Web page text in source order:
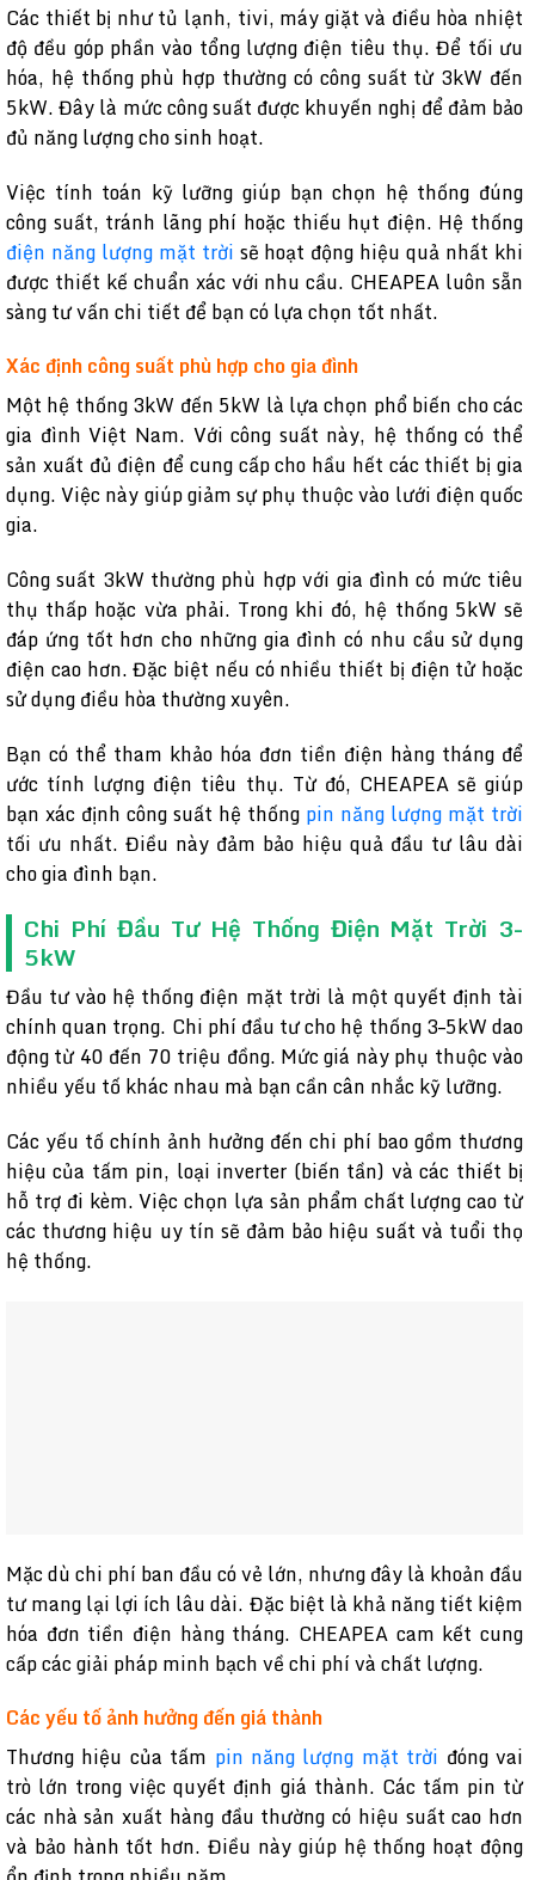
Các thiết bị như tủ lạnh, tivi, máy giặt và điều hòa nhiệt
độ đều góp phần vào tổng lượng điện tiêu thụ. Để tối ưu
hóa, hệ thống phù hợp thường có công suất từ 3kW đến
5kW. Đây là mức công suất được khuyến nghị để đảm bảo
đủ năng lượng cho sinh hoạt.
Việc tính toán kỹ lưỡng giúp bạn chọn hệ thống đúng
công suất, tránh lãng phí hoặc thiếu hụt điện. Hệ thống
điện năng lượng mặt trời sẽ hoạt động hiệu quả nhất khi
được thiết kế chuẩn xác với nhu cầu. CHEAPEA luôn sẵn
sàng tư vấn chi tiết để bạn có lựa chọn tốt nhất.
Xác định công suất phù hợp cho gia đình
Một hệ thống 3kW đến 5kW là lựa chọn phổ biến cho các
gia đình Việt Nam. Với công suất này, hệ thống có thể
sản xuất đủ điện để cung cấp cho hầu hết các thiết bị gia
dụng. Việc này giúp giảm sự phụ thuộc vào lưới điện quốc
gia.
Công suất 3kW thường phù hợp với gia đình có mức tiêu
thụ thấp hoặc vừa phải. Trong khi đó, hệ thống 5kW sẽ
đáp ứng tốt hơn cho những gia đình có nhu cầu sử dụng
điện cao hơn. Đặc biệt nếu có nhiều thiết bị điện tử hoặc
sử dụng điều hòa thường xuyên.
Bạn có thể tham khảo hóa đơn tiền điện hàng tháng để
ước tính lượng điện tiêu thụ. Từ đó, CHEAPEA sẽ giúp
bạn xác định công suất hệ thống pin năng lượng mặt trời
tối ưu nhất. Điều này đảm bảo hiệu quả đầu tư lâu dài
cho gia đình bạn.
Chi Phí Đầu Tư Hệ Thống Điện Mặt Trời 3-
5kW
Đầu tư vào hệ thống điện mặt trời là một quyết định tài
chính quan trọng. Chi phí đầu tư cho hệ thống 3–5kW dao
động từ 40 đến 70 triệu đồng. Mức giá này phụ thuộc vào
nhiều yếu tố khác nhau mà bạn cần cân nhắc kỹ lưỡng.
Các yếu tố chính ảnh hưởng đến chi phí bao gồm thương
hiệu của tấm pin, loại inverter (biến tần) và các thiết bị
hỗ trợ đi kèm. Việc chọn lựa sản phẩm chất lượng cao từ
các thương hiệu uy tín sẽ đảm bảo hiệu suất và tuổi thọ
hệ thống.
Mặc dù chi phí ban đầu có vẻ lớn, nhưng đây là khoản đầu
tư mang lại lợi ích lâu dài. Đặc biệt là khả năng tiết kiệm
hóa đơn tiền điện hàng tháng. CHEAPEA cam kết cung
cấp các giải pháp minh bạch về chi phí và chất lượng.
Các yếu tố ảnh hưởng đến giá thành
Thương hiệu của tấm pin năng lượng mặt trời đóng vai
trò lớn trong việc quyết định giá thành. Các tấm pin từ
các nhà sản xuất hàng đầu thường có hiệu suất cao hơn
và bảo hành tốt hơn. Điều này giúp hệ thống hoạt động